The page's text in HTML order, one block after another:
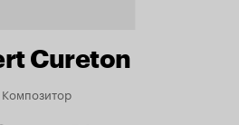
Cureton
Композитор